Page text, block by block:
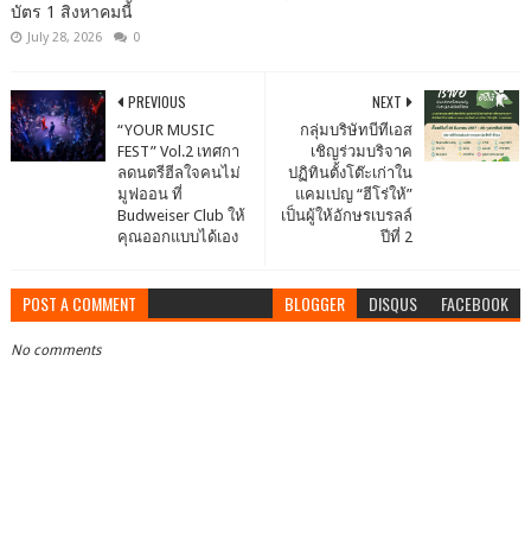
บัตร 1 สิงหาคมนี้
July 28, 2026 0
NEXT
กลุ่มบริษัทบีทีเอส
เชิญร่วมบริจาค
ปฏิทินตั้งโต๊ะเก่าใน
แคมเปญ “ฮีโร่ให้”
เป็นผู้ให้อักษรเบรลล์
ปีที่ 2
PREVIOUS
“YOUR MUSIC
FEST” Vol.2 เทศกา
ลดนตรีฮีลใจคนไม่
มูฟออน ที่
Budweiser Club ให้
คุณออกแบบได้เอง
POST A COMMENT BLOGGER DISQUS FACEBOOK
No comments